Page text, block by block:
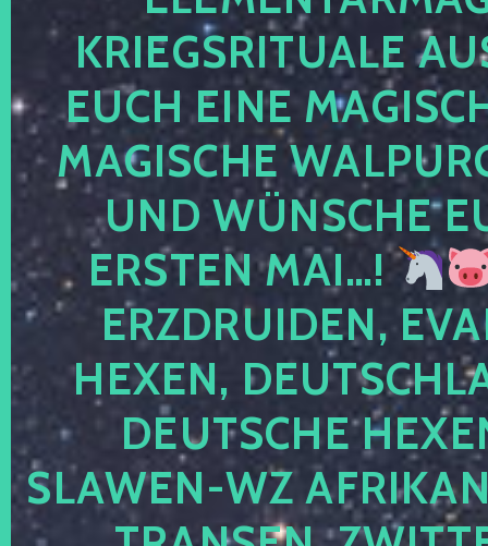
KRIEGSRITUALE
EUCH EINE
MAGISCHE
UND WÜNSCHE
ERSTEN MAI…!
ERZDRUIDEN,
HEXEN,
DEUTSCHE
SLAWEN-WZ